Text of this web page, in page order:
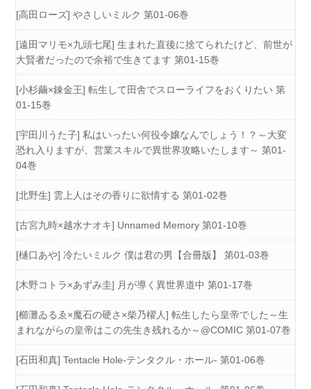
[高田ローズ] やさしいミルク 第01-06巻
[遠田マリモ×九頭七尾] 生まれた直後に捨てられたけど、前世が
大賢者だったので余裕で生きてます 第01-15巻
[小杉繭×錬金王] 転生して田舎でスローライフをおくりたい 第
01-15巻
[宇田川うた子] 私はいったい何役令嬢なんでしょう！？～大変
恐れ入りますが、営業スキルで異世界攻略いたします～ 第01-
04巻
[北野生] 雲上人はその香りに欲情する 第01-02巻
[古宮九時×越水ナオキ] Unnamed Memory 第01-10巻
[樋口あや] 冷たいミルク 僕は君の男【合冊版】 第01-03巻
[木野コトラ×あずみ圭] 月が導く異世界道中 第01-17巻
[櫛灘ゐるゑ×魔石の硬さ×柴乃櫂人] 転生したら皇帝でした～生
まれながらの皇帝はこの先生き残れるか～@COMIC 第01-07巻
[石田和真] Tentacle Hole-テンタクル・ホール- 第01-06巻